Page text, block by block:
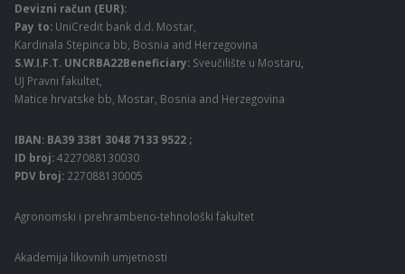
Devizni račun (EUR):
Pay to: UniCredit bank d.d. Mostar,
Kardinala Stepinca bb, Bosnia and Herzegovina
S.W.I.F.T. UNCRBA22Beneficiary: Sveučilište u Mostaru,
UJ Pravni fakultet,
Matice hrvatske bb, Mostar, Bosnia and Herzegovina
IBAN: BA39 3381 3048 7133 9522 ;
ID broj:4227088130030
PDV broj: 227088130005
Agronomski i prehrambeno-tehnološki fakultet
Akademija likovnih umjetnosti